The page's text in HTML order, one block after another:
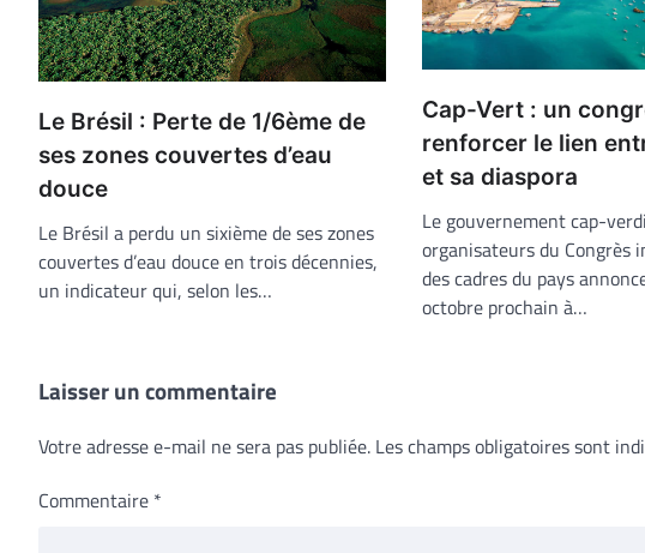
Le Brésil : Perte de 1/6ème de
ses zones couvertes d’eau
douce
Le Brésil a perdu un sixième de ses zones
couvertes d’eau douce en trois décennies,
un indicateur qui, selon les…
Cap-Vert : un
renforcer le lien
et sa diaspora
Le gouvernement cap-
organisateurs du Congrès
des cadres du pays
octobre prochain à…
Laisser un commentaire
Votre adresse e-mail ne sera pas publiée. Les champs obligatoires sont
Commentaire *